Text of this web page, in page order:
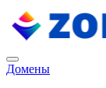
Домены